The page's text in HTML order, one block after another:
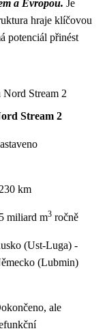
a Evropou. Je
hraje klíčovou
potenciál přinést
Stream 2
Stream 2
km
miliard m3 ročně
(Ust-Luga) -
(Lubmin)
ale